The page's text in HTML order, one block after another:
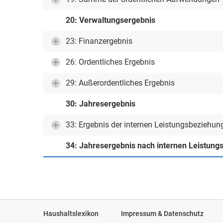
20: Verwaltungsergebnis
23: Finanzergebnis
26: Ordentliches Ergebnis
29: Außerordentliches Ergebnis
30: Jahresergebnis
33: Ergebnis der internen
34: Jahresergebnis nach internen
Haushaltslexikon Impressum & Datenschutz